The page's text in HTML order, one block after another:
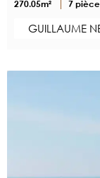
270.05m² 7
GUILLAUME